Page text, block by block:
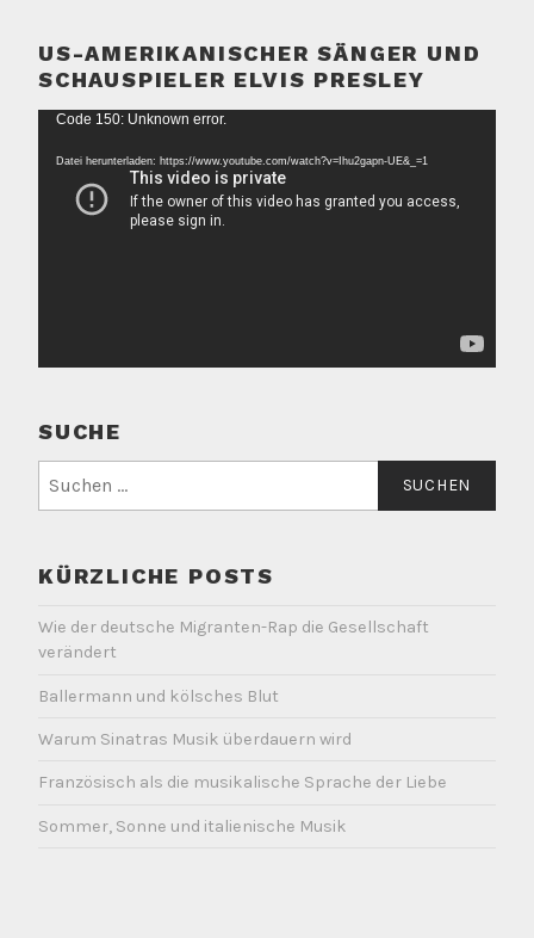
US-AMERIKANISCHER SÄNGER UND
SCHAUSPIELER ELVIS PRESLEY
Video-
Code 150: Unknown error.
Datei herunterladen: https://www.youtube.com/watch?v=Ihu2gapn-UE&_=1
SUCHE
nach:
KÜRZLICHE POSTS
Wie der deutsche Migranten-Rap die Gesellschaft
verändert
Ballermann und kölsches Blut
Warum Sinatras Musik überdauern wird
Französisch als die musikalische Sprache der Liebe
Sommer, Sonne und italienische Musik